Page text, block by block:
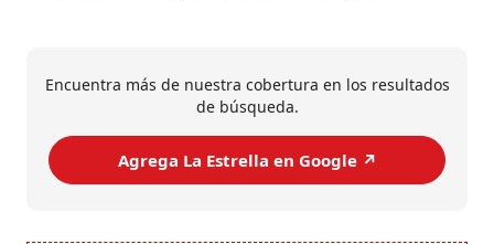
Encuentra más de nuestra cobertura en los resultados
de búsqueda.
Agrega La Estrella en Google ↗️